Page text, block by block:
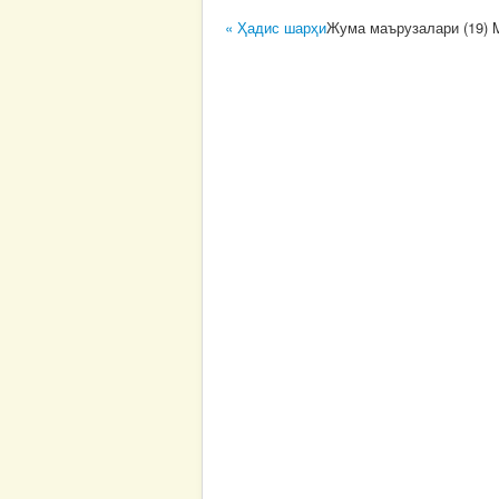
« Ҳадис шарҳиЖума маърузалари (19)